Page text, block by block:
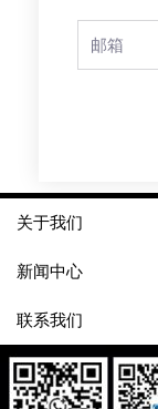
Email
关于我们
新闻中心
联系我们